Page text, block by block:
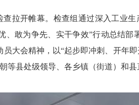
开帷幕。检查组通过深入工业
、敢为争先、实干争效”行动总结
大会精神，以“起步即冲刺、开年
等县处级领导、各乡镇（街道）和